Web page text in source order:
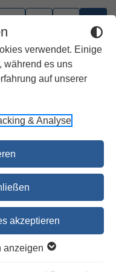
verwendet. Einige
während es uns
auf unserer
& Analyse
akzeptieren
anzeigen